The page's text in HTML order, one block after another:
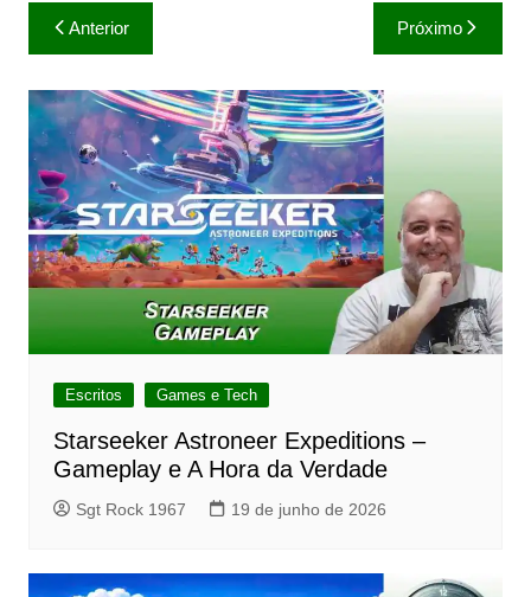
Navegação
de
Post
Anterior Próximo
Escritos Games e Tech
Starseeker Astroneer Expeditions –
Gameplay e A Hora da Verdade
Sgt Rock 1967 19 de junho de 2026